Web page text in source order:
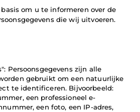
om u te informeren over de
die wij uitvoeren.
Persoonsgegevens zijn alle
gebruikt om een natuurlijke
te identificeren. Bijvoorbeeld:
een professioneel e-
een foto, een IP-adres,